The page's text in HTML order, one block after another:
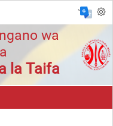
`
wa
la Taifa